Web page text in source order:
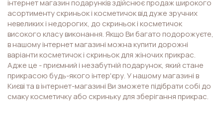
інтернет магазин подарунків здійснює продаж широкого
асортименту скриньок і косметичок від дуже зручних
невеликих і недорогих, до скриньок і косметичок
високого класу виконання. Якщо Ви багато подорожуєте,
в нашому інтернет магазині можна купити дорожні
варіанти косметичок і скриньок для жіночих прикрас.
Адже це - приємний і незабутній подарунок, який стане
прикрасою будь-якого інтер'єру. У нашому магазині в
Києві та в інтернет-магазині Ви зможете підібрати собі до
смаку косметичку або скриньку для зберігання прикрас.